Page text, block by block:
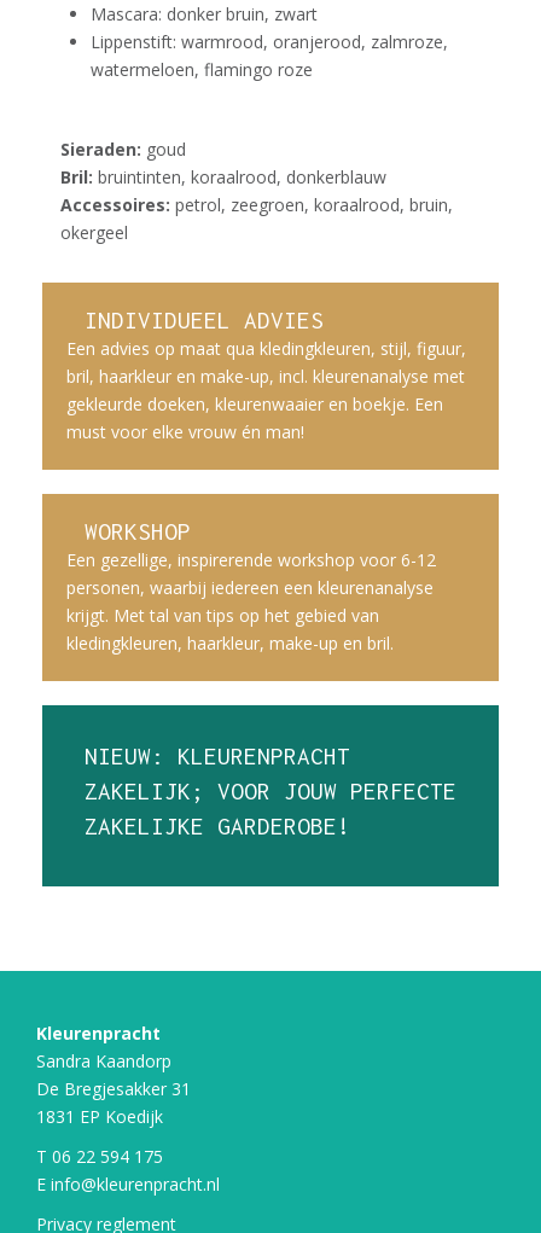
Mascara: donker bruin, zwart
Lippenstift: warmrood, oranjerood, zalmroze,
watermeloen, flamingo roze
Sieraden: goud
Bril: bruintinten, koraalrood, donkerblauw
Accessoires: petrol, zeegroen, koraalrood, bruin,
okergeel
INDIVIDUEEL ADVIES
Een advies op maat qua kledingkleuren, stijl, figuur,
bril, haarkleur en make-up, incl. kleurenanalyse met
gekleurde doeken, kleurenwaaier en boekje. Een
must voor elke vrouw én man!
WORKSHOP
Een gezellige, inspirerende workshop voor 6-12
personen, waarbij iedereen een kleurenanalyse
krijgt. Met tal van tips op het gebied van
kledingkleuren, haarkleur, make-up en bril.
NIEUW: KLEURENPRACHT
ZAKELIJK; VOOR JOUW PERFECTE
ZAKELIJKE GARDEROBE!
Kleurenpracht
Sandra Kaandorp
De Bregjesakker 31
1831 EP Koedijk
T 06 22 594 175
E info@kleurenpracht.nl
Privacy reglement